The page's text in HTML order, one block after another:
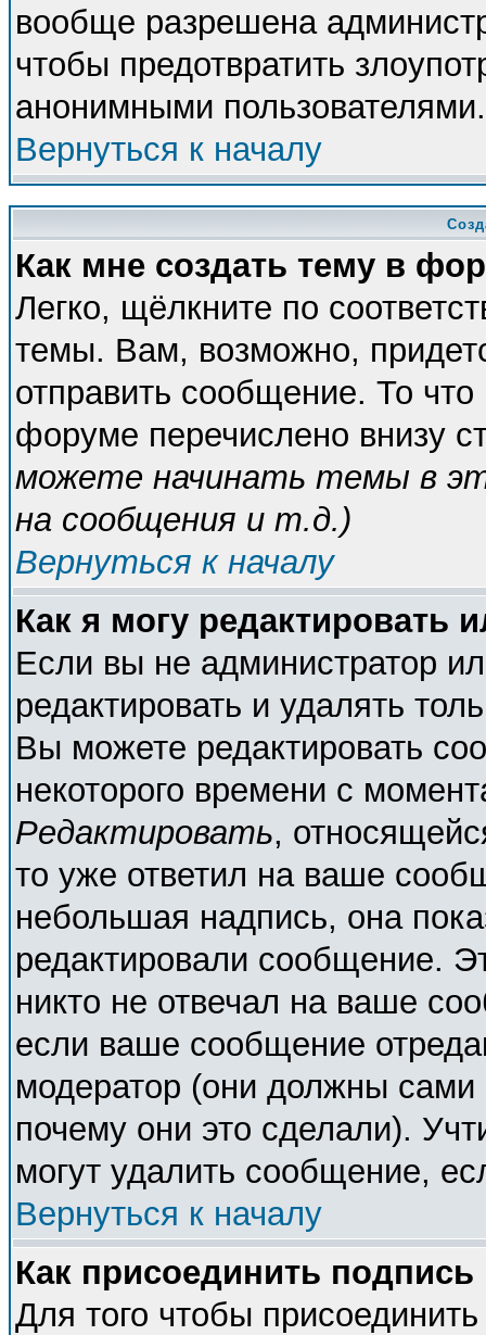
вообще разрешена
чтобы предотвратить
анонимными пользователями.
Вернуться к началу
Как мне создать тему в
Легко, щёлкните по
темы. Вам, возможно,
отправить сообщение. То
форуме перечислено внизу
можете начинать темы в
на сообщения и т.д.)
Вернуться к началу
Как я могу редактировать
Если вы не администратор
редактировать и удалять
Вы можете редактировать
некоторого времени с
Редактировать,
то уже ответил на ваше
небольшая надпись, она
редактировали сообщение.
никто не отвечал на ваше
если ваше сообщение
модератор (они должны сами
почему они это сделали).
могут удалить сообщение,
Вернуться к началу
Как присоединить
Для того чтобы